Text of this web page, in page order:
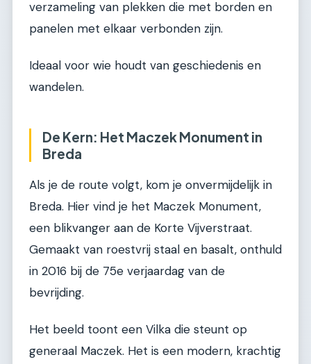
verzameling van plekken die met borden en
panelen met elkaar verbonden zijn.
Ideaal voor wie houdt van geschiedenis en
wandelen.
De Kern: Het Maczek Monument in
Breda
Als je de route volgt, kom je onvermijdelijk in
Breda. Hier vind je het Maczek Monument,
een blikvanger aan de Korte Vijverstraat.
Gemaakt van roestvrij staal en basalt, onthuld
in 2016 bij de 75e verjaardag van de
bevrijding.
Het beeld toont een Vilka die steunt op
generaal Maczek. Het is een modern, krachtig